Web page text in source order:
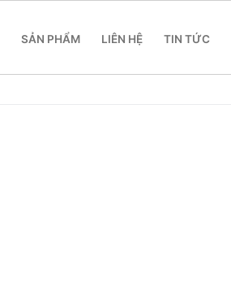
SẢN PHẨM LIÊN HỆ TIN TỨC